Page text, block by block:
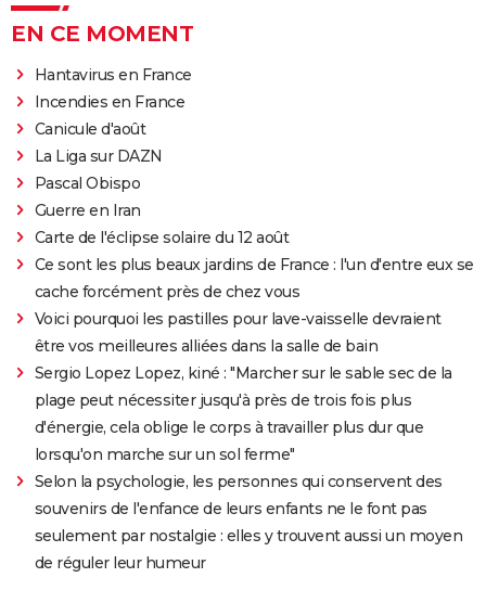
EN CE MOMENT
Hantavirus en France
Incendies en France
Canicule d'août
La Liga sur DAZN
Pascal Obispo
Guerre en Iran
Carte de l'éclipse solaire du 12 août
Ce sont les plus beaux jardins de France : l'un d'entre eux se
cache forcément près de chez vous
Voici pourquoi les pastilles pour lave-vaisselle devraient
être vos meilleures alliées dans la salle de bain
Sergio Lopez Lopez, kiné : "Marcher sur le sable sec de la
plage peut nécessiter jusqu'à près de trois fois plus
d'énergie, cela oblige le corps à travailler plus dur que
lorsqu'on marche sur un sol ferme"
Selon la psychologie, les personnes qui conservent des
souvenirs de l'enfance de leurs enfants ne le font pas
seulement par nostalgie : elles y trouvent aussi un moyen
de réguler leur humeur